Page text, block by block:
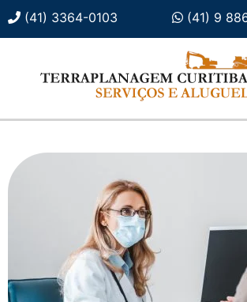
(41) 3364-0103 (41) 9